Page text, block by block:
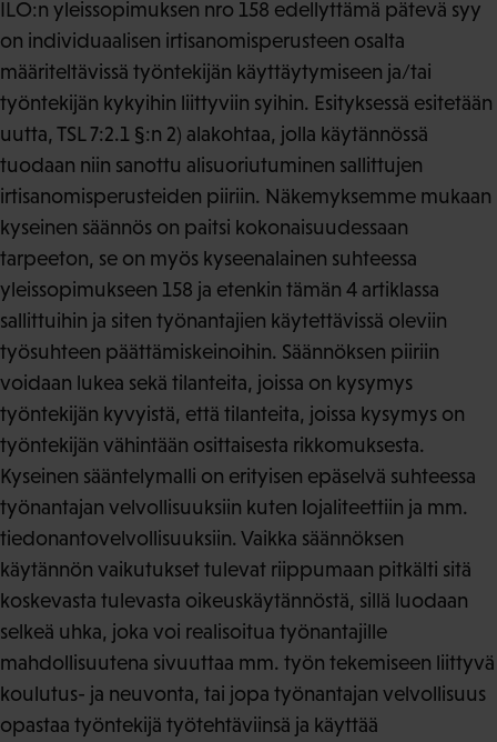
ILO:n yleissopimuksen nro 158 edellyttämä pätevä syy
on individuaalisen irtisanomisperusteen osalta
määriteltävissä työntekijän käyttäytymiseen ja/tai
työntekijän kykyihin liittyviin syihin. Esityksessä esitetään
uutta, TSL 7:2.1 §:n 2) alakohtaa, jolla käytännössä
tuodaan niin sanottu alisuoriutuminen sallittujen
irtisanomisperusteiden piiriin. Näkemyksemme mukaan
kyseinen säännös on paitsi kokonaisuudessaan
tarpeeton, se on myös kyseenalainen suhteessa
yleissopimukseen 158 ja etenkin tämän 4 artiklassa
sallittuihin ja siten työnantajien käytettävissä oleviin
työsuhteen päättämiskeinoihin. Säännöksen piiriin
voidaan lukea sekä tilanteita, joissa on kysymys
työntekijän kyvyistä, että tilanteita, joissa kysymys on
työntekijän vähintään osittaisesta rikkomuksesta.
Kyseinen sääntelymalli on erityisen epäselvä suhteessa
työnantajan velvollisuuksiin kuten lojaliteettiin ja mm.
tiedonantovelvollisuuksiin. Vaikka säännöksen
käytännön vaikutukset tulevat riippumaan pitkälti sitä
koskevasta tulevasta oikeuskäytännöstä, sillä luodaan
selkeä uhka, joka voi realisoitua työnantajille
mahdollisuutena sivuuttaa mm. työn tekemiseen liittyvä
koulutus- ja neuvonta, tai jopa työnantajan velvollisuus
opastaa työntekijä työtehtäviinsä ja käyttää